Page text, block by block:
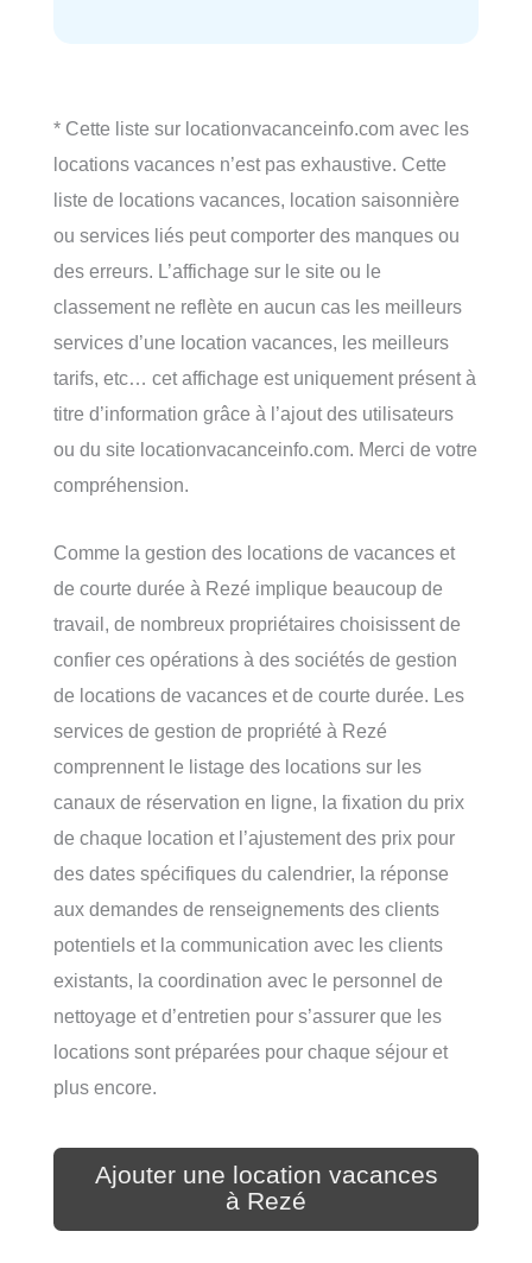
* Cette liste sur locationvacanceinfo.com avec les
locations vacances n’est pas exhaustive. Cette
liste de locations vacances, location saisonnière
ou services liés peut comporter des manques ou
des erreurs. L’affichage sur le site ou le
classement ne reflète en aucun cas les meilleurs
services d’une location vacances, les meilleurs
tarifs, etc… cet affichage est uniquement présent à
titre d’information grâce à l’ajout des utilisateurs
ou du site locationvacanceinfo.com. Merci de votre
compréhension.
Comme la gestion des locations de vacances et
de courte durée à Rezé implique beaucoup de
travail, de nombreux propriétaires choisissent de
confier ces opérations à des sociétés de gestion
de locations de vacances et de courte durée. Les
services de gestion de propriété à Rezé
comprennent le listage des locations sur les
canaux de réservation en ligne, la fixation du prix
de chaque location et l’ajustement des prix pour
des dates spécifiques du calendrier, la réponse
aux demandes de renseignements des clients
potentiels et la communication avec les clients
existants, la coordination avec le personnel de
nettoyage et d’entretien pour s’assurer que les
locations sont préparées pour chaque séjour et
plus encore.
Ajouter une location vacances
à Rezé